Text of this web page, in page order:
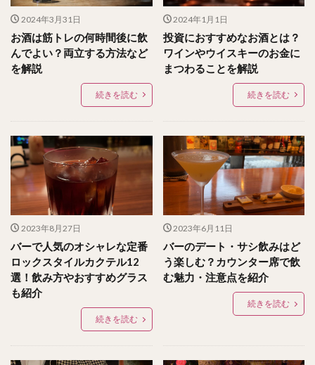
2024年3月31日
お酒は筋トレの何時間後に飲
んでよい？両立する方法など
を解説
続きを読む
2024年1月1日
投資におすすめなお酒とは？
ワインやウイスキーのお金に
まつわることを解説
続きを読む
2023年8月27日
バーで人気のオシャレな定番
ロックスタイルカクテル12
選！飲み方やおすすめグラス
も紹介
続きを読む
2023年6月11日
バーのデート・サシ飲みはど
う楽しむ？カウンター席で飲
む魅力・注意点を紹介
続きを読む